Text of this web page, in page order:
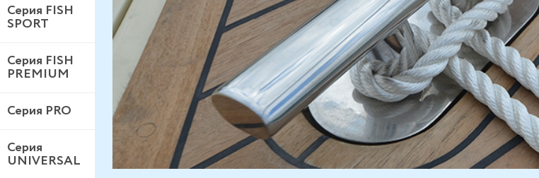
Серия FISH
SPORT
Серия FISH
PREMIUM
Серия PRO
Серия
UNIVERSAL